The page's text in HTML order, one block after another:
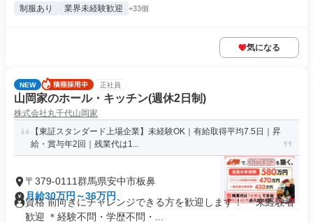
制服あり 業界未経験歓迎 +33個
気になる
NEW 正社員
山岡家のホール・キッチン(週休2日制)
株式会社丸千代山岡家
【東証スタンダード上場企業】未経験OK｜有給取得平均7.5日｜昇
給・賞与年2回｜残業代は1...
〒379-0111群馬県安中市板鼻
月給30万円～36万円
資格 前向きにチャレンジできる方を歓迎します！ ＊未経験者
歓迎 ＊経験不問・学歴不問・...